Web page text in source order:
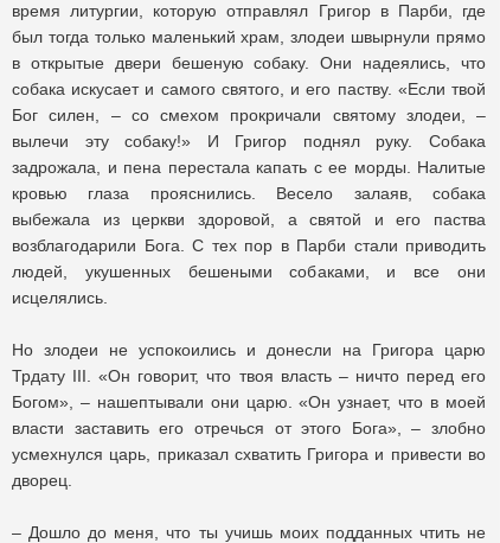
время литургии, которую отправлял Григор в Парби, где
был тогда только маленький храм, злодеи швырнули прямо
в открытые двери бешеную собаку. Они надеялись, что
собака искусает и самого святого, и его паству. «Если твой
Бог силен, – со смехом прокричали святому злодеи, –
вылечи эту собаку!» И Григор поднял руку. Собака
задрожала, и пена перестала капать с ее морды. Налитые
кровью глаза прояснились. Весело залаяв, собака
выбежала из церкви здоровой, а святой и его паства
возблагодарили Бога. С тех пор в Парби стали приводить
людей, укушенных бешеными собаками, и все они
исцелялись.
Но злодеи не успокоились и донесли на Григора царю
Трдату III. «Он говорит, что твоя власть – ничто перед его
Богом», – нашептывали они царю. «Он узнает, что в моей
власти заставить его отречься от этого Бога», – злобно
усмехнулся царь, приказал схватить Григора и привести во
дворец.
– Дошло до меня, что ты учишь моих подданных чтить не